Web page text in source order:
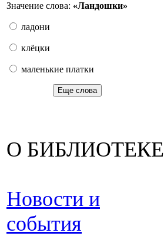
Значение слова: «Ландошки»
ладони
клёцки
маленькие платки
Еще слова
О БИБЛИОТЕКЕ
Новости и
события